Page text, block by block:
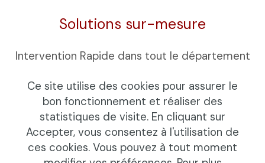
Solutions sur-mesure
Intervention Rapide dans tout le département
© Copyright 2024 Couverture Pro 77 - All Rights
Reserved
Mentions Légales - Politique de confidentialité
Ce site utilise des cookies pour assurer le
bon fonctionnement et réaliser des
statistiques de visite. En cliquant sur
Accepter, vous consentez à l'utilisation de
ces cookies. Vous pouvez à tout moment